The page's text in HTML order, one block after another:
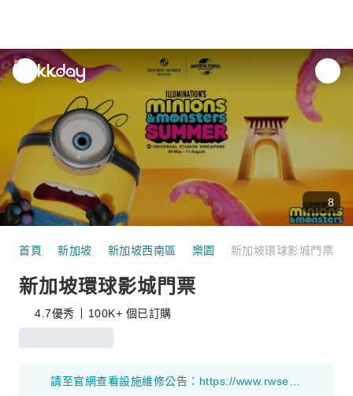
unread
notifications
8
首頁 新加坡 新加坡西南區 樂園 新加坡環球影城門票
新加坡環球影城門票
4.7優秀 100K+ 個已訂購